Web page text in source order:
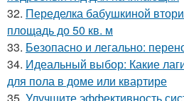
32. Переделка бабушкиной
площадь до 50 кв. м
33. Безопасно и легально:
34. Идеальный выбор: Какие
для пола в доме или квартире